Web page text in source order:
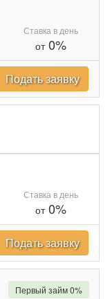
Ставка в день
от0%
Подать заявку
Ставка в день
от0%
Подать заявку
Первый займ 0%